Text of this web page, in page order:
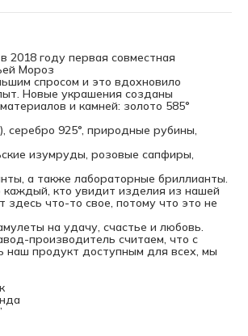
2018 году первая совместная
Мороз
спросом и это вдохновило
Новые украшения созданы
и камней: золото 585°
серебро 925°, природные рубины,
изумруды, розовые сапфиры,
а также лабораторные бриллианты.
кто увидит изделия из нашей
здесь что-то свое, потому что это не
на удачу, счастье и любовь.
производитель считаем, что с
наш продукт доступным для всех, мы